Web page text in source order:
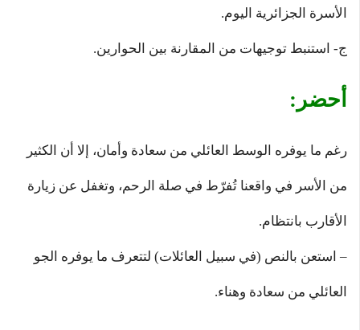
الأسرة الجزائرية اليوم.
ج- استنبط توجيهات من المقارنة بين الحوارين.
أحضر:
رغم ما يوفره الوسط العائلي من سعادة وأمان، إلا أن الكثير
من الأسر في واقعنا تُفرّط في صلة الرحم، وتغفل عن زيارة
الأقارب بانتظام.
– استعن بالنص (في سبيل العائلات) لتتعرف ما يوفره الجو
العائلي من سعادة وهناء.